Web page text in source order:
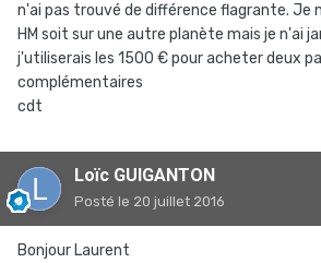
n'ai pas trouvé de différence flagrante. Je
HM soit sur une autre planète mais je n'ai
j'utiliserais les 1500 € pour acheter deux
complémentaires
cdt
Loïc GUIGANTON
Posté le 20 juillet 2016
Bonjour Laurent